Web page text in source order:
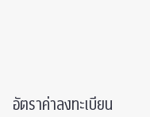
อัตราค่าลงทะเบียน